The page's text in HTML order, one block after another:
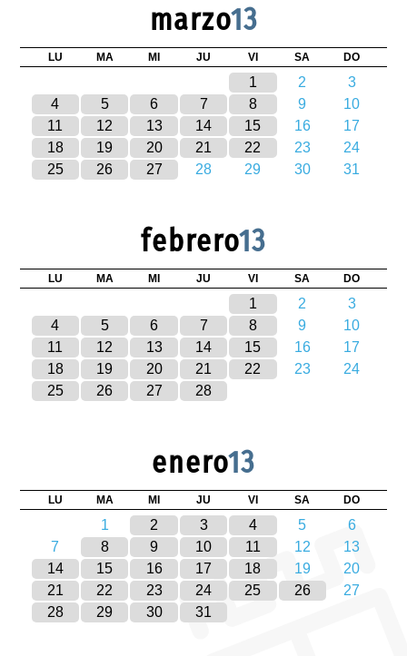
marzo13
LU MA MI JU VI SA DO
1 2
3
4
5 6 7 8 9
10
11
12 13 14 15 16
17
18
19 20 21 22 23
24
25
26 27 28 29 30 31
febrero13
LU MA MI JU VI SA DO
1 2
3
4
5 6 7 8 9
10
11
12 13 14 15 16
17
18
19 20 21 22 23
24
25
26 27 28
enero13
LU MA MI JU VI SA DO
1 2 3 4 5
6
7
8 9 10 11 12
13
14
15 16 17 18 19
20
21
22 23 24 25 26
27
28
29 30 31